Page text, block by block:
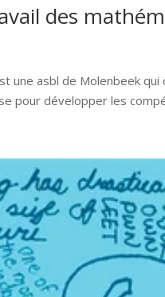
des
une asbl de Molenbeek
pour développer les